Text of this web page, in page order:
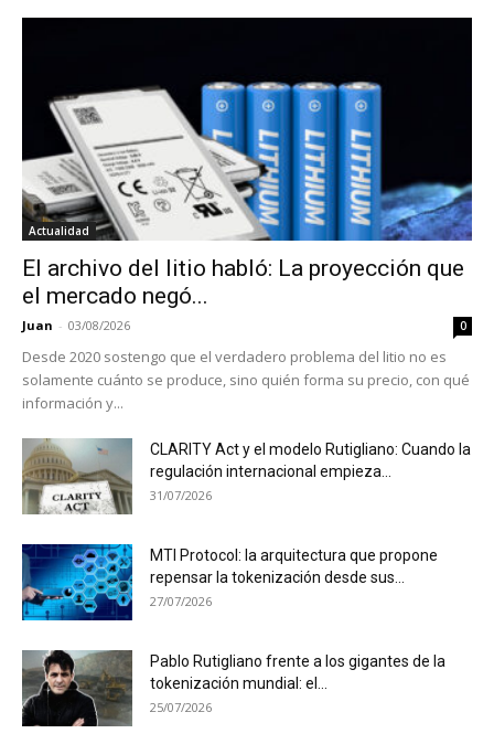
Actualidad
El archivo del litio habló: La proyección que
el mercado negó...
Juan - 03/08/2026 0
Desde 2020 sostengo que el verdadero problema del litio no es
solamente cuánto se produce, sino quién forma su precio, con qué
información y...
CLARITY Act y el modelo Rutigliano: Cuando la
regulación internacional empieza...
31/07/2026
MTI Protocol: la arquitectura que propone
repensar la tokenización desde sus...
27/07/2026
Pablo Rutigliano frente a los gigantes de la
tokenización mundial: el...
25/07/2026